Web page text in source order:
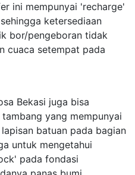
ini mempunyai 'recharge'
ketersediaan
bor/pengeboran tidak
cuaca setempat pada
Bekasi juga bisa
yang mempunyai
batuan pada bagian
untuk mengetahui
pada fondasi